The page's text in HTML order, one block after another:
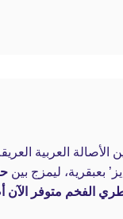
العربية
بعبقرية، ليمزج بين
متوفر الآن أصلي 100% في